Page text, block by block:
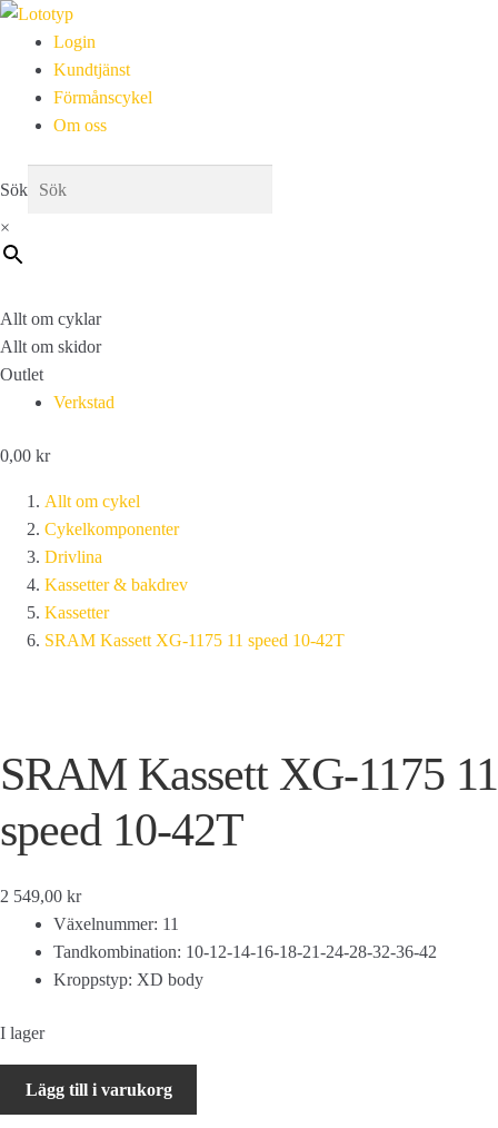
Login
Kundtjänst
Förmånscykel
Om oss
Sök
×
Allt om cyklar
Allt om skidor
Outlet
Verkstad
0,00 kr
Allt om cykel
Cykelkomponenter
Drivlina
Kassetter & bakdrev
Kassetter
SRAM Kassett XG-1175 11 speed 10-42T
SRAM Kassett XG-1175 11
speed 10-42T
2 549,00 kr
Växelnummer: 11
Tandkombination: 10-12-14-16-18-21-24-28-32-36-42
Kroppstyp: XD body
I lager
Kassett
Lägg till i varukorg